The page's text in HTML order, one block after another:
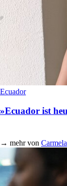
Ecuador
»Ecuador ist
→ mehr von